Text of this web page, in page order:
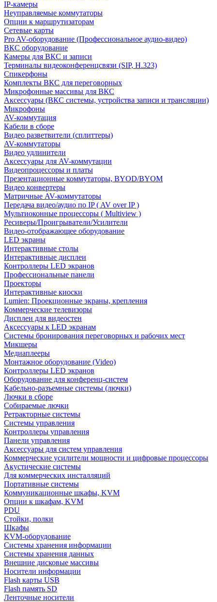
IP-камеры
Неуправляемые коммутаторы
Опции к маршрутизаторам
Сетевые карты
Pro AV-оборудование (Профессиональное аудио-видео)
ВКС оборудование
Камеры для ВКС и записи
Терминалы видеоконференцсвязи (SIP, H.323)
Спикерфоны
Комплекты ВКС для переговорных
Микрофонные массивы для ВКС
Аксессуары (ВКС системы, устройства записи и трансляции)
Микрофоны
AV-коммутация
Кабели в сборе
Видео разветвители (сплиттеры)
AV-коммутаторы
Видео удлинители
Аксессуары для AV-коммутации
Видеопроцессоры и платы
Презентационные коммутаторы, BYOD/BYOM
Видео конвертеры
Матричные AV-коммутаторы
Передача видео/аудио по IP ( AV over IP )
Мультиоконные процессоры ( Multiview )
Ресиверы/Проигрыватели/Усилители
Видео-отображающее оборудование
LED экраны
Интерактивные столы
Интерактивные дисплеи
Контроллеры LED экранов
Профессиональные панели
Проекторы
Интерактивные киоски
Lumien: Проекционные экраны, крепления
Коммерческие телевизоры
Дисплеи для видеостен
Аксессуары к LED экранам
Системы бронирования переговорных и рабочих мест
Микшеры
Медиаплееры
Монтажное оборудование (Video)
Контроллеры LED экранов
Оборудование для конференц-систем
Кабельно-разъемные системы (лючки)
Лючки в сборе
Собираемые лючки
Ретракторные системы
Системы управления
Контроллеры управления
Панели управления
Аксессуары для систем управления
Коммерческие усилители мощности и цифровые процессоры
Акустические системы
Для коммерческих инсталляций
Портативные системы
Коммуникационные шкафы, KVM
Опции к шкафам, KVM
PDU
Стойки, полки
Шкафы
KVM-оборудование
Системы хранения информации
Системы хранения данных
Внешние дисковые массивы
Носители информации
Flash карты USB
Flash память SD
Ленточные носители